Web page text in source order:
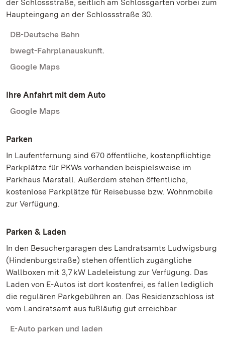
der Schlossstraße, seitlich am Schlossgarten vorbei zum
Haupteingang an der Schlossstraße 30.
DB-Deutsche Bahn
bwegt-Fahrplanauskunft.
Google Maps
Ihre Anfahrt mit dem Auto
Google Maps
Parken
In Laufentfernung sind 670 öffentliche, kostenpflichtige
Parkplätze für PKWs vorhanden beispielsweise im
Parkhaus Marstall. Außerdem stehen öffentliche,
kostenlose Parkplätze für Reisebusse bzw. Wohnmobile
zur Verfügung.
Parken & Laden
In den Besuchergaragen des Landratsamts Ludwigsburg
(Hindenburgstraße) stehen öffentlich zugängliche
Wallboxen mit 3,7 kW Ladeleistung zur Verfügung. Das
Laden von E-Autos ist dort kostenfrei, es fallen lediglich
die regulären Parkgebühren an. Das Residenzschloss ist
vom Landratsamt aus fußläufig gut erreichbar
E-Auto parken und laden